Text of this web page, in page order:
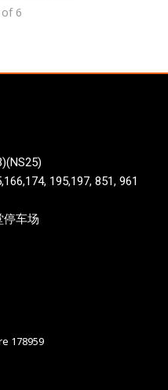
6
195,197, 851, 961
停车场
178959